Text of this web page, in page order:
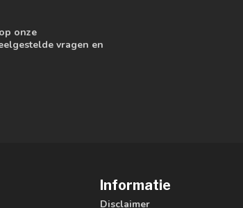
onze
vragen en
Informatie
Disclaimer